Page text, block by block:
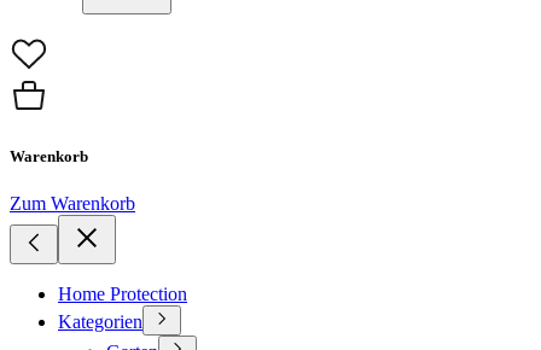
Warenkorb
Zum Warenkorb
Home Protection
Kategorien